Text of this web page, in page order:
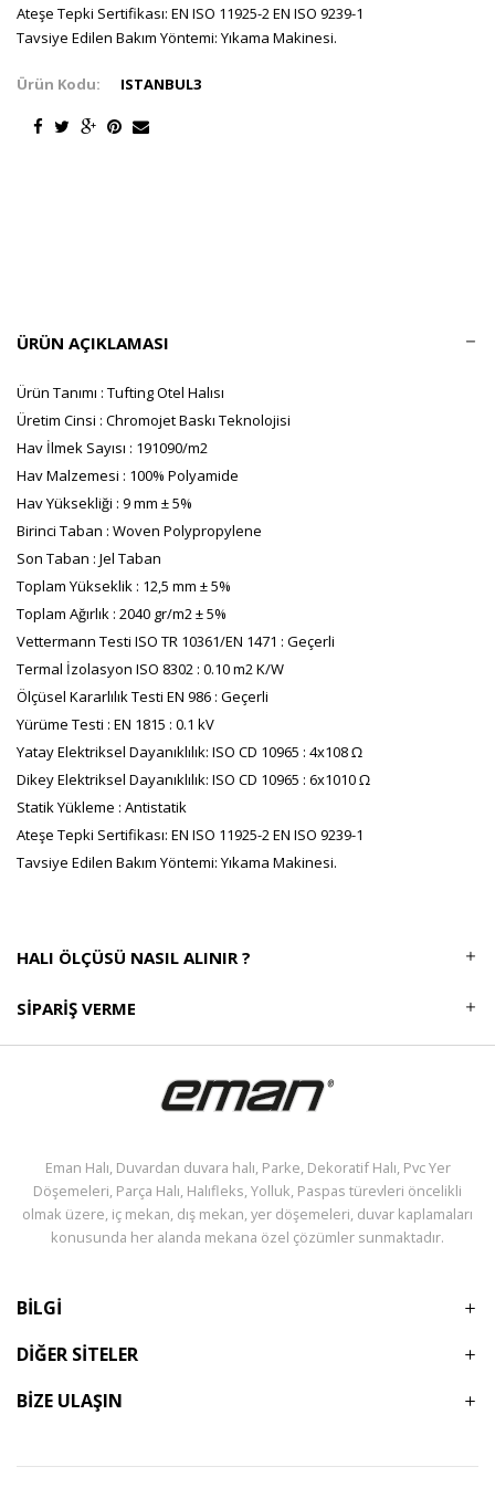
Ateşe Tepki Sertifikası: EN ISO 11925-2 EN ISO 9239-1
Tavsiye Edilen Bakım Yöntemi: Yıkama Makinesi.
Ürün Kodu: ISTANBUL3
ÜRÜN AÇIKLAMASI
Ürün Tanımı : Tufting Otel Halısı
Üretim Cinsi : Chromojet Baskı Teknolojisi
Hav İlmek Sayısı : 191090/m2
Hav Malzemesi : 100% Polyamide
Hav Yüksekliği : 9 mm ± 5%
Birinci Taban : Woven Polypropylene
Son Taban : Jel Taban
Toplam Yükseklik : 12,5 mm ± 5%
Toplam Ağırlık : 2040 gr/m2 ± 5%
Vettermann Testi ISO TR 10361/EN 1471 : Geçerli
Termal İzolasyon ISO 8302 : 0.10 m2 K/W
Ölçüsel Kararlılık Testi EN 986 : Geçerli
Yürüme Testi : EN 1815 : 0.1 kV
Yatay Elektriksel Dayanıklılık: ISO CD 10965 : 4x108 Ω
Dikey Elektriksel Dayanıklılık: ISO CD 10965 : 6x1010 Ω
Statik Yükleme : Antistatik
Ateşe Tepki Sertifikası: EN ISO 11925-2 EN ISO 9239-1
Tavsiye Edilen Bakım Yöntemi: Yıkama Makinesi.
HALI ÖLÇÜSÜ NASIL ALINIR ?
SIPARIŞ VERME
Eman Halı, Duvardan duvara halı, Parke, Dekoratif Halı, Pvc Yer
Döşemeleri, Parça Halı, Halıfleks, Yolluk, Paspas türevleri öncelikli
olmak üzere, iç mekan, dış mekan, yer döşemeleri, duvar kaplamaları
konusunda her alanda mekana özel çözümler sunmaktadır.
BİLGİ
DİĞER SİTELER
BİZE ULAŞIN